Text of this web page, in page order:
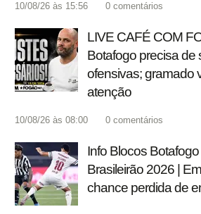
10/08/26 às 15:56 0 comentários
LIVE CAFÉ COM
Botafogo precisa de
ofensivas; gramado
atenção
10/08/26 às 08:00 0 comentários
Info Blocos Botafogo
Brasileirão 2026 |
chance perdida de